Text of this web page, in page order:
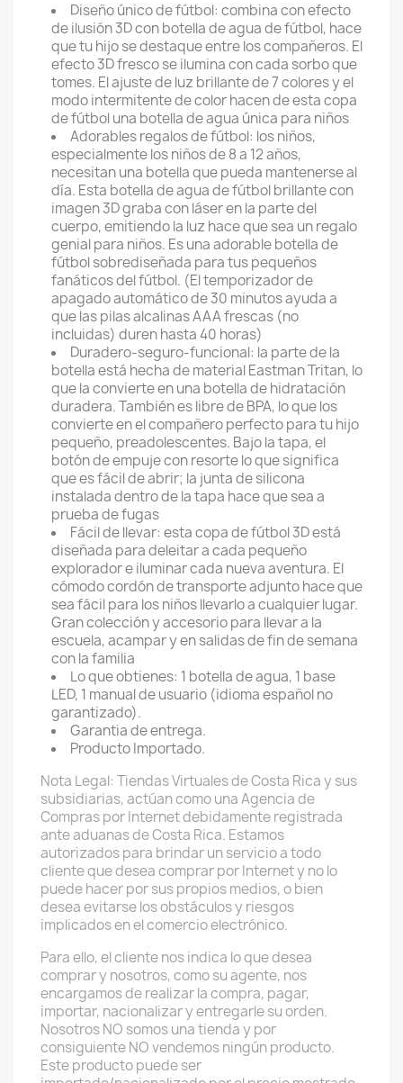
Diseño único de fútbol: combina con efecto
de ilusión 3D con botella de agua de fútbol, hace
que tu hijo se destaque entre los compañeros. El
efecto 3D fresco se ilumina con cada sorbo que
tomes. El ajuste de luz brillante de 7 colores y el
modo intermitente de color hacen de esta copa
de fútbol una botella de agua única para niños
Adorables regalos de fútbol: los niños,
especialmente los niños de 8 a 12 años,
necesitan una botella que pueda mantenerse al
día. Esta botella de agua de fútbol brillante con
imagen 3D graba con láser en la parte del
cuerpo, emitiendo la luz hace que sea un regalo
genial para niños. Es una adorable botella de
fútbol sobrediseñada para tus pequeños
fanáticos del fútbol. (El temporizador de
apagado automático de 30 minutos ayuda a
que las pilas alcalinas AAA frescas (no
incluidas) duren hasta 40 horas)
Duradero-seguro-funcional: la parte de la
botella está hecha de material Eastman Tritan, lo
que la convierte en una botella de hidratación
duradera. También es libre de BPA, lo que los
convierte en el compañero perfecto para tu hijo
pequeño, preadolescentes. Bajo la tapa, el
botón de empuje con resorte lo que significa
que es fácil de abrir; la junta de silicona
instalada dentro de la tapa hace que sea a
prueba de fugas
Fácil de llevar: esta copa de fútbol 3D está
diseñada para deleitar a cada pequeño
explorador e iluminar cada nueva aventura. El
cómodo cordón de transporte adjunto hace que
sea fácil para los niños llevarlo a cualquier lugar.
Gran colección y accesorio para llevar a la
escuela, acampar y en salidas de fin de semana
con la familia
Lo que obtienes: 1 botella de agua, 1 base
LED, 1 manual de usuario (idioma español no
garantizado).
Garantia de entrega.
Producto Importado.
Nota Legal: Tiendas Virtuales de Costa Rica y sus
subsidiarias, actúan como una Agencia de
Compras por Internet debidamente registrada
ante aduanas de Costa Rica. Estamos
autorizados para brindar un servicio a todo
cliente que desea comprar por Internet y no lo
puede hacer por sus propios medios, o bien
desea evitarse los obstáculos y riesgos
implicados en el comercio electrónico.
Para ello, el cliente nos indica lo que desea
comprar y nosotros, como su agente, nos
encargamos de realizar la compra, pagar,
importar, nacionalizar y entregarle su orden.
Nosotros NO somos una tienda y por
consiguiente NO vendemos ningún producto.
Este producto puede ser